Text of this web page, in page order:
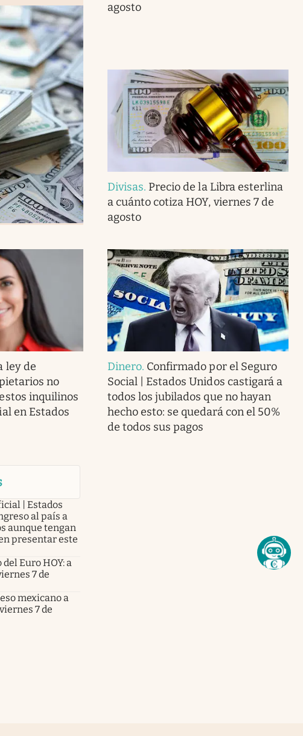
agosto
Divisas. Precio de la Libra esterlina
a cuánto cotiza HOY, viernes 7 de
agosto
ley de
no
inquilinos
en Estados
Dinero. Confirmado por el Seguro
Social | Estados Unidos castigará a
todos los jubilados que no hayan
hecho esto: se quedará con el 50%
de todos sus pagos
| Estados
al país a
aunque tengan
presentar este
del Euro HOY: a
7 de
mexicano a
7 de